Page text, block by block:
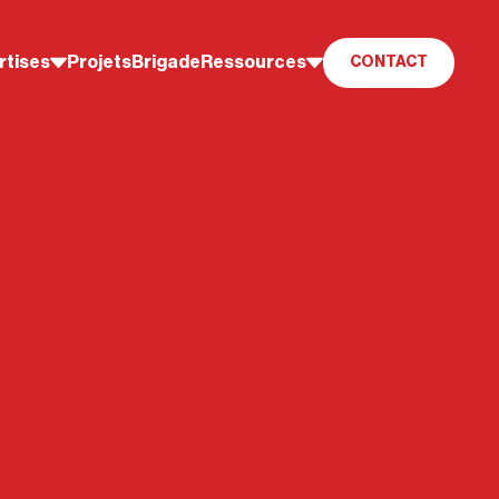
ProjetsBrigade Ressources CONTACT